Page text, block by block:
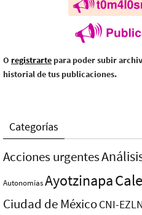
O registrarte para poder subir
historial de tus publicaciones.
Categorías
Acciones urgentes
AutonomíasAyotzinapa
Ciudad de MéxicoCNI-EZLN